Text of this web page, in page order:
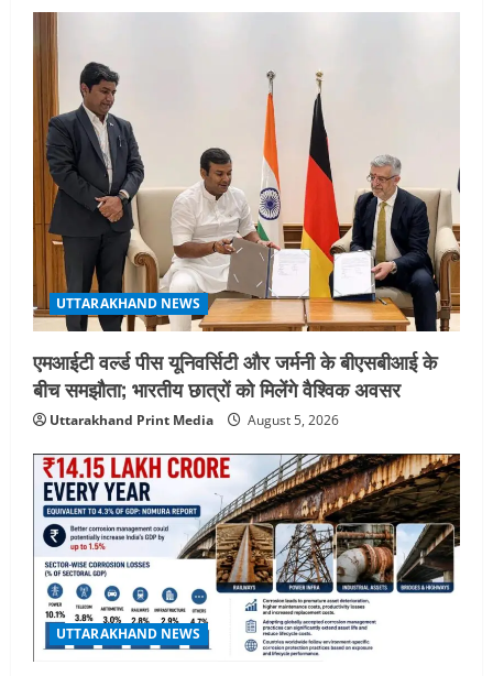
UTTARAKHAND NEWS
एमआईटी वर्ल्ड पीस यूनिवर्सिटी और जर्मनी के बीएसबीआई के
बीच समझौता; भारतीय छात्रों को मिलेंगे वैश्विक अवसर
Uttarakhand Print Media August 5, 2026
UTTARAKHAND NEWS